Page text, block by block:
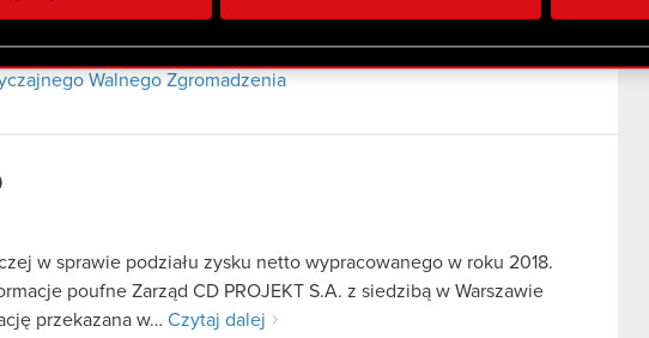
Ciebie lub uzyskanymi podczas korzystania z ich usług. Kontynuując
używanie plików cookie.
Walnego Zgromadzenia
w sprawie podziału zysku netto wypracowanego w roku 2018.
poufne Zarząd CD PROJEKT S.A. z siedzibą w Warszawie
przekazana w… Czytaj dalej